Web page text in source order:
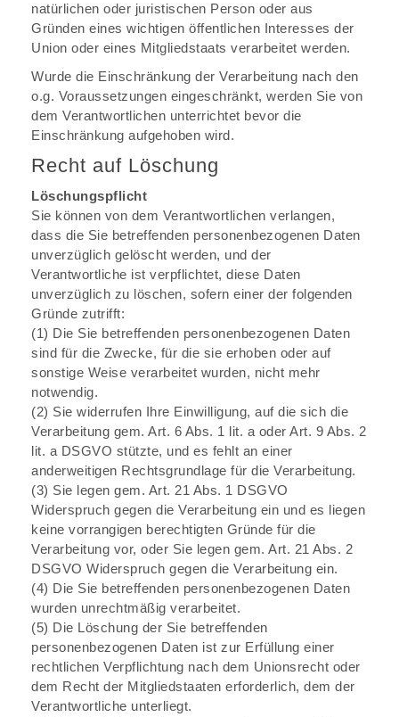
natürlichen oder juristischen Person oder aus
Gründen eines wichtigen öffentlichen Interesses der
Union oder eines Mitgliedstaats verarbeitet werden.
Wurde die Einschränkung der Verarbeitung nach den
o.g. Voraussetzungen eingeschränkt, werden Sie von
dem Verantwortlichen unterrichtet bevor die
Einschränkung aufgehoben wird.
Recht auf Löschung
Löschungspflicht
Sie können von dem Verantwortlichen verlangen,
dass die Sie betreffenden personenbezogenen Daten
unverzüglich gelöscht werden, und der
Verantwortliche ist verpflichtet, diese Daten
unverzüglich zu löschen, sofern einer der folgenden
Gründe zutrifft:
(1) Die Sie betreffenden personenbezogenen Daten
sind für die Zwecke, für die sie erhoben oder auf
sonstige Weise verarbeitet wurden, nicht mehr
notwendig.
(2) Sie widerrufen Ihre Einwilligung, auf die sich die
Verarbeitung gem. Art. 6 Abs. 1 lit. a oder Art. 9 Abs. 2
lit. a DSGVO stützte, und es fehlt an einer
anderweitigen Rechtsgrundlage für die Verarbeitung.
(3) Sie legen gem. Art. 21 Abs. 1 DSGVO
Widerspruch gegen die Verarbeitung ein und es liegen
keine vorrangigen berechtigten Gründe für die
Verarbeitung vor, oder Sie legen gem. Art. 21 Abs. 2
DSGVO Widerspruch gegen die Verarbeitung ein.
(4) Die Sie betreffenden personenbezogenen Daten
wurden unrechtmäßig verarbeitet.
(5) Die Löschung der Sie betreffenden
personenbezogenen Daten ist zur Erfüllung einer
rechtlichen Verpflichtung nach dem Unionsrecht oder
dem Recht der Mitgliedstaaten erforderlich, dem der
Verantwortliche unterliegt.